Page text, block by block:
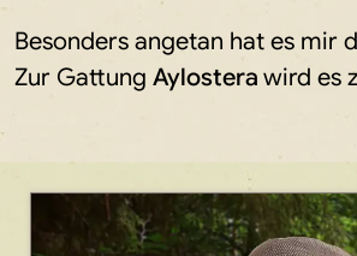
Besonders angetan hat es mir
Zur Gattung Aylostera wird es